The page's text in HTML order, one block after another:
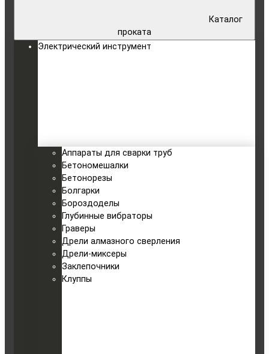
Каталог
проката
Электрический инструмент
Аппараты для сварки труб
Бетономешалки
Бетонорезы
Болгарки
Бороздоделы
Глубинные вибраторы
Граверы
Дрели алмазного сверления
Дрели-миксеры
Заклепочники
Клуппы